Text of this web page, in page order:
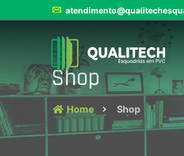
Shop
Home Shop